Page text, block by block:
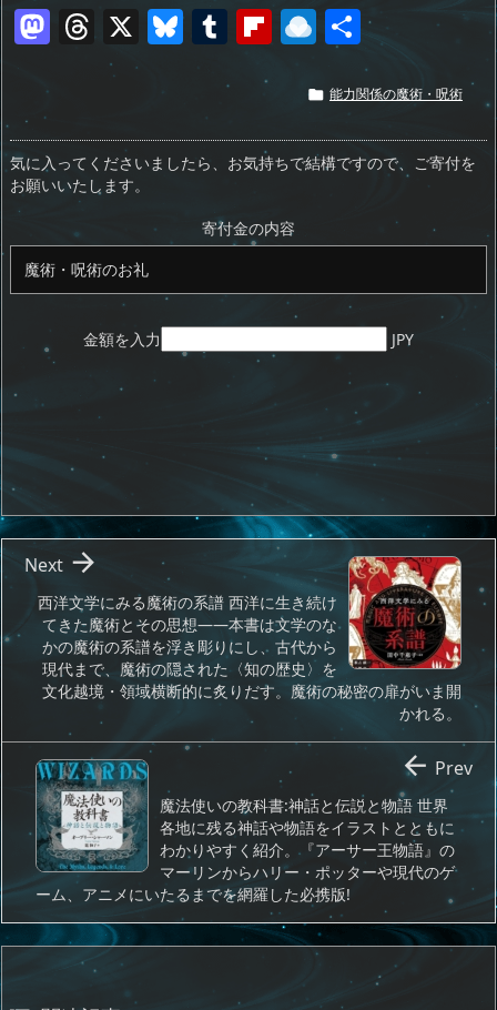
M
o
d
o
n
T
h
a
d
s
X Bl
sk
y
T
m
bl
r
Fl
o
ar
R
ai
n
d
ro
io
共
有
 能力関係の魔術・呪術
気に入ってくださいましたら、お気持ちで結構ですので、ご寄付を
お願いいたします。
寄付金の内容
金額を入力 JPY
西洋文学にみる魔術の系譜 西洋に生き続け
てきた魔術とその思想――本書は文学のな
かの魔術の系譜を浮き彫りにし、古代から
現代まで、魔術の隠された〈知の歴史〉を
文化越境・領域横断的に炙りだす。魔術の秘密の扉がいま開
かれる。

Next
魔法使いの教科書:神話と伝説と物語 世界
各地に残る神話や物語をイラストとともに
わかりやすく紹介。『アーサー王物語』の
マーリンからハリー・ポッターや現代のゲ
ーム、アニメにいたるまでを網羅した必携版!
 Prev